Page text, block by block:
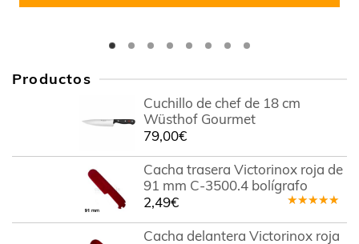
Productos
Cuchillo de chef de 18 cm
Wüsthof Gourmet
79,00€
Cacha trasera Victorinox roja de
91 mm C-3500.4 bolígrafo
en5.00de
5
2,49€
Cacha delantera Victorinox roja